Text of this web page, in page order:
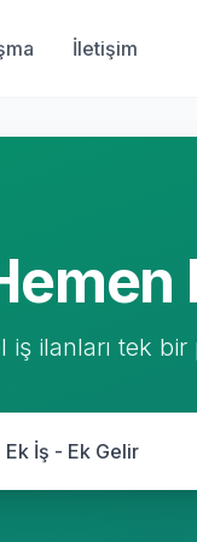
İletişim
ilanları tek